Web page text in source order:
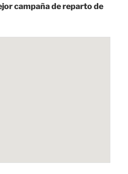
campaña de reparto de